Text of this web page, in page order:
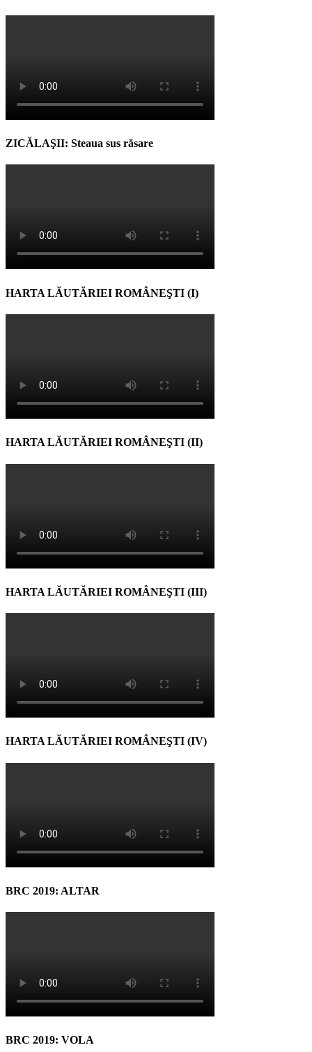
ZICĂLAŞII: Steaua sus răsare
HARTA LĂUTĂRIEI ROMÂNEŞTI (I)
HARTA LĂUTĂRIEI ROMÂNEŞTI (II)
HARTA LĂUTĂRIEI ROMÂNEŞTI (III)
HARTA LĂUTĂRIEI ROMÂNEŞTI (IV)
BRC 2019: ALTAR
BRC 2019: VOLA